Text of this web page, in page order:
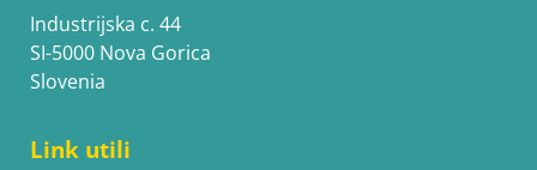
Industrijska c. 44
SI-5000 Nova Gorica
Slovenia
Link utili